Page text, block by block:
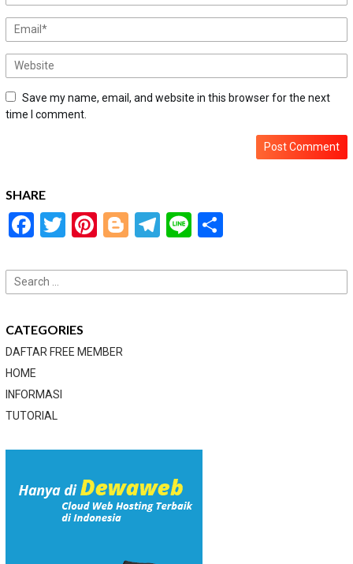
Save my name, email, and website in this browser for the next
time I comment.
SHARE
Facebook
Twitter
Pinterest
Blogger
Telegram
Line
Search
for:
CATEGORIES
DAFTAR FREE MEMBER
HOME
INFORMASI
TUTORIAL